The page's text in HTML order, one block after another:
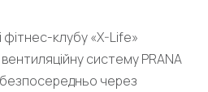
фітнес-клубу «X-Life»
систему PRANA
через